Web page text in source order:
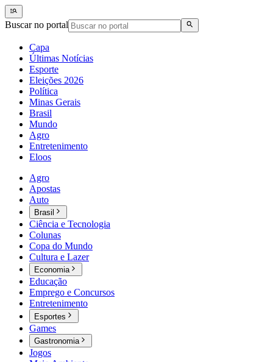
Buscar no portal
Capa
Últimas Notícias
Esporte
Eleições 2026
Política
Minas Gerais
Brasil
Mundo
Agro
Entretenimento
Eloos
Agro
Apostas
Auto
Brasil
Ciência e Tecnologia
Colunas
Copa do Mundo
Cultura e Lazer
Economia
Educação
Emprego e Concursos
Entretenimento
Esportes
Games
Gastronomia
Jogos